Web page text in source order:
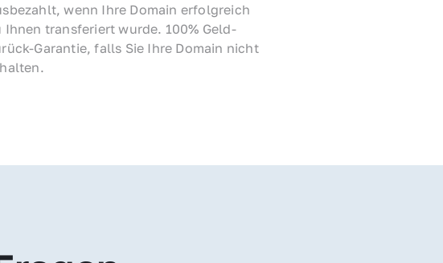
wenn Ihre Domain erfolgreich
Ihnen transferiert wurde. 100% Geld-
Garantie, falls Sie Ihre Domain nicht